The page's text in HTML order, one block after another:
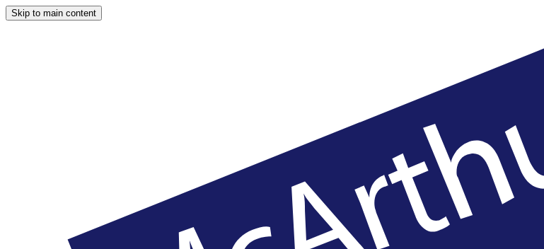
Skip to main content